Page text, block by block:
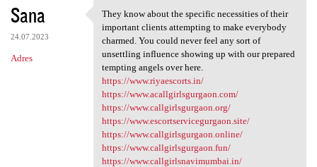
Sana
24.07.2023
Adres
They know about the specific
They know about the specific necessities of their
important clients attempting to make everybody
charmed. You could never feel any sort of
unsettling influence showing up with our prepared
tempting angels over here.
https://www.riyaescorts.in/
https://www.acallgirlsgurgaon.com/
https://www.callgirlsgurgaon.org/
https://www.escortservicegurgaon.site/
https://www.callgirlsgurgaon.online/
https://www.callgirlsgurgaon.fun/
https://www.callgirlsnavimumbai.in/